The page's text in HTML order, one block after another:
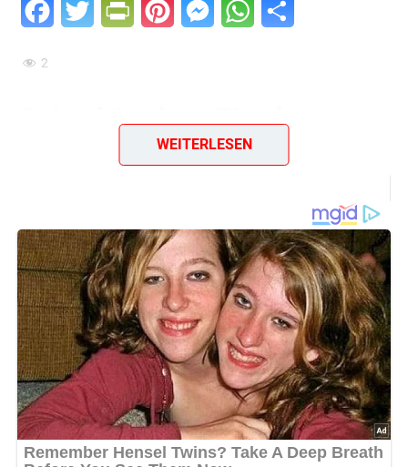
FacebookTwitter PrintFriendly
PinterestMessengerWhatsApp
2
Griechischer Fisch
4 Scheiben Rotbarschfilet
3 Zitronen
375 g Porree
3 Eßlöffel Öl
2 Knoblauchzehen
Salz
Pfeffer
4 Tomaten
Basilikum
Rosmarin
1/8 Liter Weißwein
WEITERLESEN